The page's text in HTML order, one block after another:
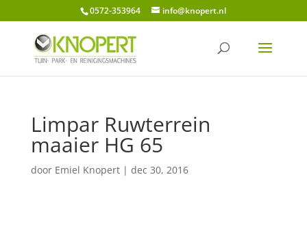
0572-353964 info@knopert.nl
Limpar Ruwterrein
maaier HG 65
door Emiel Knopert| dec 30, 2016